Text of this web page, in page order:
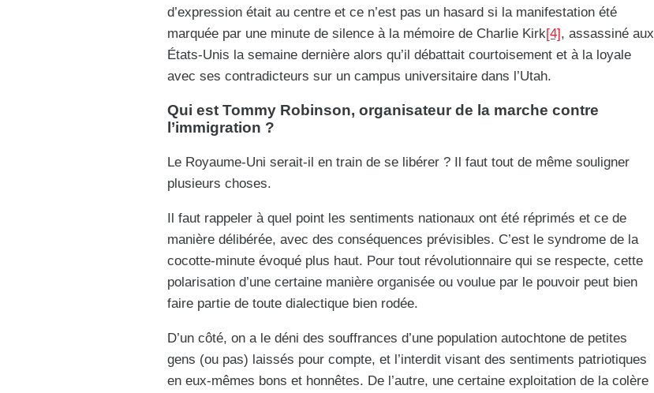
d’expression était au centre et ce n’est pas un hasard si la manifestation été
marquée par une minute de silence à la mémoire de Charlie Kirk[4] , assassiné aux
États-Unis la semaine dernière alors qu’il débattait courtoisement et à la loyale
avec ses contradicteurs sur un campus universitaire dans l’Utah.
Qui est Tommy Robinson, organisateur de la marche contre
l’immigration ?
Le Royaume-Uni serait-il en train de se libérer ? Il faut tout de même souligner
plusieurs choses.
Il faut rappeler à quel point les sentiments nationaux ont été réprimés et ce de
manière délibérée, avec des conséquences prévisibles. C’est le syndrome de la
cocotte-minute évoqué plus haut. Pour tout révolutionnaire qui se respecte, cette
polarisation d’une certaine manière organisée ou voulue par le pouvoir peut bien
faire partie de toute dialectique bien rodée.
D’un côté, on a le déni des souffrances d’une population autochtone de petites
gens (ou pas) laissés pour compte, et l’interdit visant des sentiments patriotiques
en eux-mêmes bons et honnêtes. De l’autre, une certaine exploitation de la colère